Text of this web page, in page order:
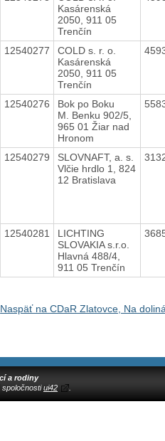
Kasárenská
2050, 911 05
Trenčín
12540277
COLD s. r. o.
Kasárenská
2050, 911 05
Trenčín
12540276
Bok po Boku
M. Benku 902/5,
965 01 Žiar nad
Hronom
12540279
SLOVNAFT, a. s.
Vlčie hrdlo 1, 824
12 Bratislava
12540281
LICHTING
SLOVAKIA s.r.o.
Hlavná 488/4,
911 05 Trenčín
Naspäť na CDaR Zlatovce, Na
a rodiny
spoločnostiui42